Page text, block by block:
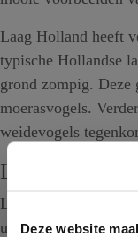
Deze website
Laag Holland heeft
typische Hollandse
grond zompig. Deze
moerasvogels.
weidevogels
Laag Holland
Laag Holland is
uitgebreide